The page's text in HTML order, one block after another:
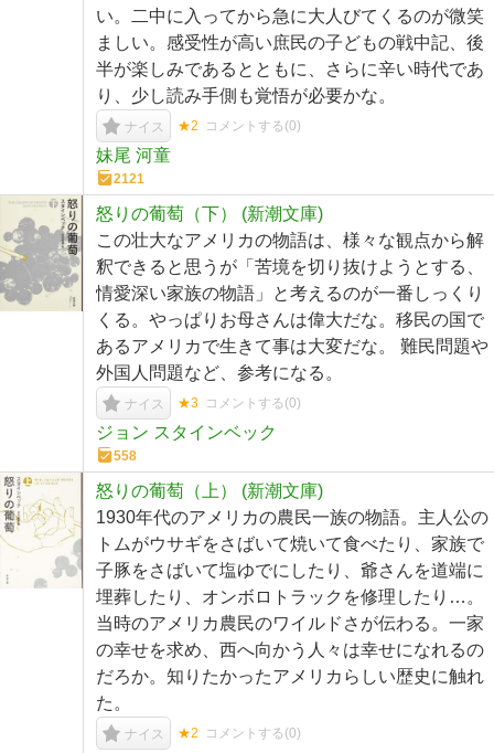
い。二中に入ってから急に大人びてくるのが微笑
ましい。感受性が高い庶民の子どもの戦中記、後
半が楽しみであるとともに、さらに辛い時代であ
り、少し読み手側も覚悟が必要かな。
ナイス ★2 コメントする(0)
妹尾 河童
2121
怒りの葡萄（下） (新潮文庫)
この壮大なアメリカの物語は、様々な観点から解
釈できると思うが「苦境を切り抜けようとする、
情愛深い家族の物語」と考えるのが一番しっくり
くる。やっぱりお母さんは偉大だな。移民の国で
あるアメリカで生きて事は大変だな。 難民問題や
外国人問題など、参考になる。
ナイス ★3 コメントする(0)
ジョン スタインベック
558
怒りの葡萄（上） (新潮文庫)
1930年代のアメリカの農民一族の物語。主人公の
トムがウサギをさばいて焼いて食べたり、家族で
子豚をさばいて塩ゆでにしたり、爺さんを道端に
埋葬したり、オンボロトラックを修理したり…。
当時のアメリカ農民のワイルドさが伝わる。一家
の幸せを求め、西へ向かう人々は幸せになれるの
だろか。知りたかったアメリカらしい歴史に触れ
た。
ナイス ★2 コメントする(0)